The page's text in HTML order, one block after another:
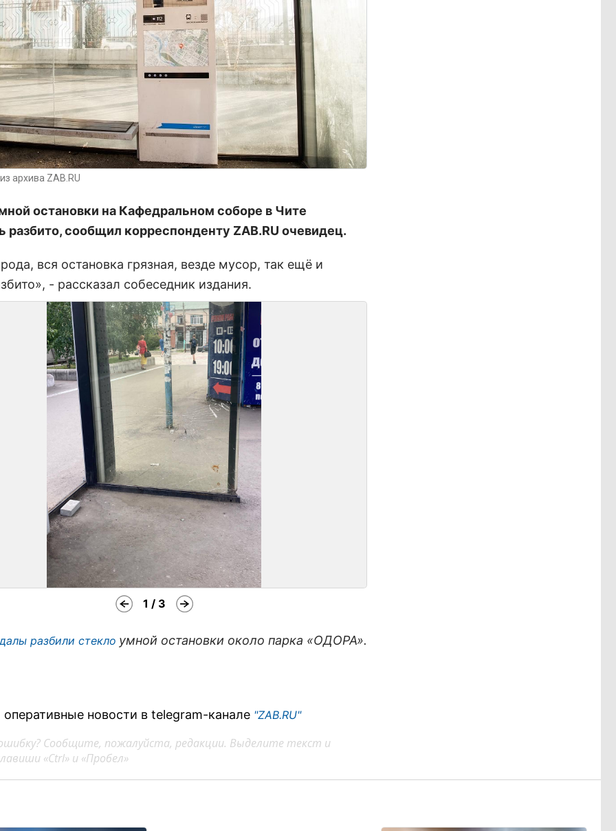
архива ZAB.RU
остановки на Кафедральном соборе в Чите
разбито, сообщил корреспонденту ZAB.RU очевидец.
вся остановка грязная, везде мусор, так ещё и
- рассказал собеседник издания.
1 / 3
разбили стекло умной остановки около парка «ОДОРА».
новости в telegram-канале "ZAB.RU"
Сообщите, пожалуйста, редакции. Выделите текст и
«Ctrl» и «Пробел»